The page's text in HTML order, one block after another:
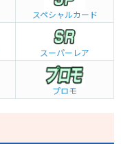
スペシャルカード
スーパーレア
プロモ